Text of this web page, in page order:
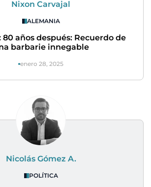
Nixon Carvajal
ALEMANIA
años después: Recuerdo de
barbarie innegable
enero 28, 2025
Nicolás Gómez A.
POLÍTICA